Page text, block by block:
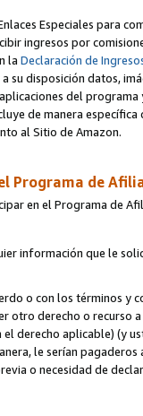
Especiales para
ingresos por
la Declaración de
su disposición datos,
del
de manera
al Sitio de Amazon.
Programa de
en el Programa de
información que le
o con los términos
otro derecho o
derecho aplicable) (y
le serían
o necesidad de